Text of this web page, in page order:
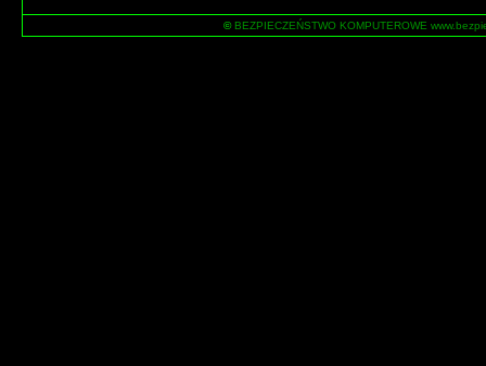
©BEZPIECZEŃSTWO KOMPUTEROWE